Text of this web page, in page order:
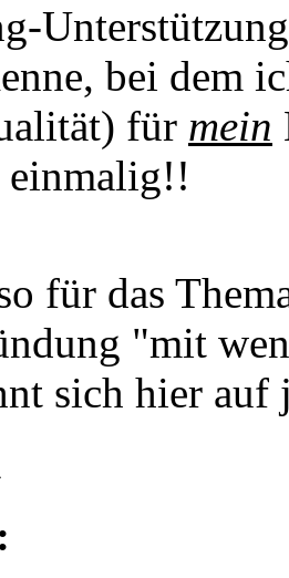
bei dem
für mein
für das
"mit
sich hier auf